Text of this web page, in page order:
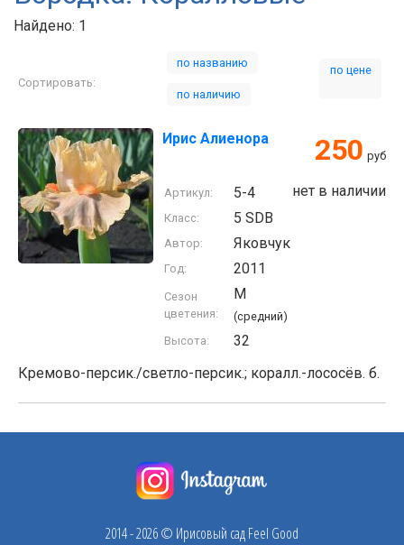
Найдено: 1
Сортировать:
по названию
по наличию
по цене
Ирис Алиенора 250 руб
нет в наличии
Артикул: 5-4
Класс: 5 SDB
Автор: Яковчук
Год: 2011
Сезон
цветения:
M
(средний)
Высота:
32
Кремово-персик./светло-персик.; коралл.-лососёв. б.
2014 - 2026 © Ирисовый сад Feel Good